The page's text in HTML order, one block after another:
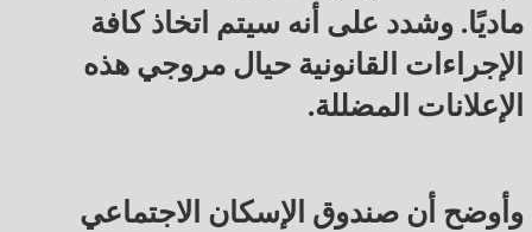
ماديًا. وشدد على أنه سيتم اتخاذ كافة
الإجراءات القانونية حيال مروجي هذه
الإعلانات المضللة.
وأوضح أن صندوق الإسكان الاجتماعي